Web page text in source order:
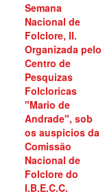
Semana
Nacional de
Folclore, II.
Organizada pelo
Centro de
Pesquizas
Folcloricas
"Mario de
Andrade", sob
os auspicios da
Comissão
Nacional de
Folclore do
I.B.E.C.C.